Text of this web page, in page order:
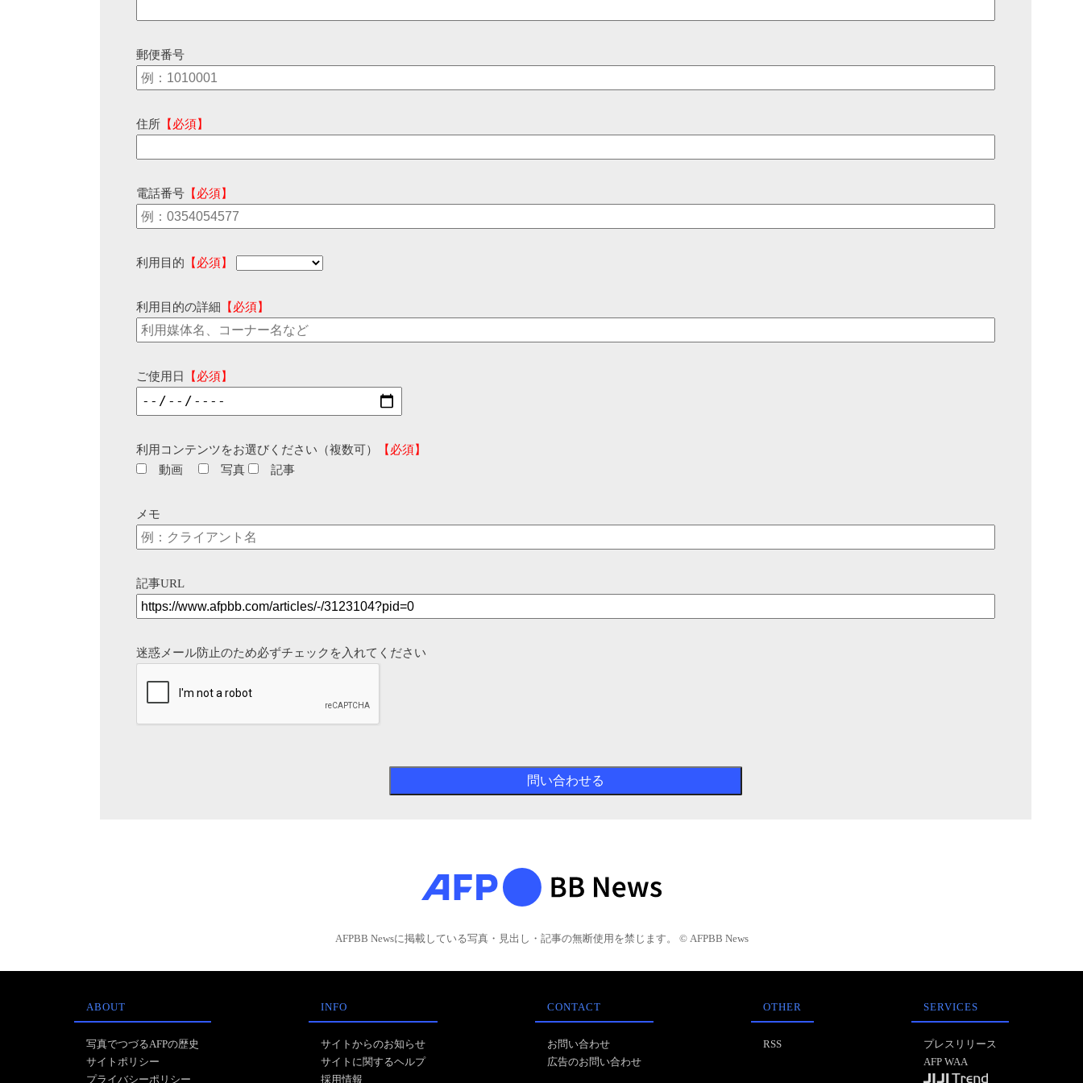
郵便番号
住所 【必須】
電話番号 【必須】
利用目的 【必須】
利用目的の詳細 【必須】
ご使用日 【必須】
利用コンテンツをお選びください（複数可）
【必須】
動画
写真 記事
メモ
記事URL
迷惑メール防止のため必ずチェックを入れてください
AFPBB Newsに掲載している写真・見出し・記事の無断使用を禁じます。 © AFPBB News
ABOUT
写真でつづるAFPの歴史
サイトポリシー
プライバシーポリシー
INFO
サイトからのお知らせ
サイトに関するヘルプ
採用情報
CONTACT
お問い合わせ
広告のお問い合わせ
OTHER
RSS
SERVICES
プレスリリース
AFP WAA